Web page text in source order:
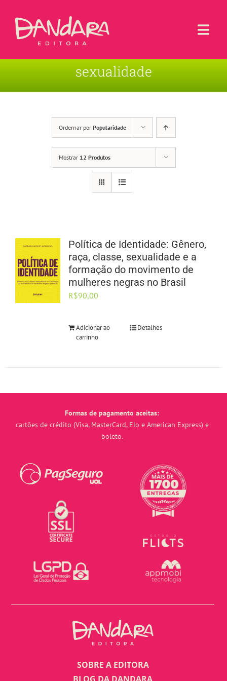
Sobre a Editora
sexualidade
Ordernar por Popularidade
Mostrar 12 Produtos
Política de Identidade: Gênero,
raça, classe, sexualidade e a
formação do movimento de
mulheres negras no Brasil
R$90,00
Adicionar ao
carrinho
Detalhes
Formas de pagamento aceitas:
cartões de crédito (Visa, MasterCard, Elo e American Express) e
boleto.
SOBRE A EDITORA
BLOG DA DANDARA